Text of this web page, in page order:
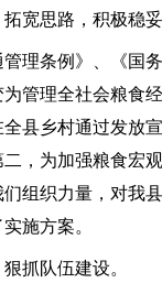
思路，积极稳妥
条例》、《国务
管理全社会粮食
县乡村通过发放
，为加强粮食宏
组织力量，对我
施方案。
抓队伍建设。